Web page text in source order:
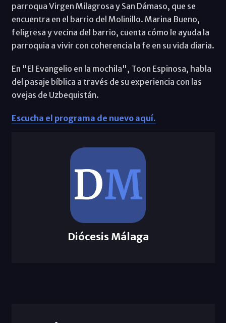
parroqua Virgen Milagrosa y San Dámaso, que se
encuentra en el barrio del Molinillo. Marina Bueno,
feligresa y vecina del barrio, cuenta cómo le ayuda la
parroquia a vivir con coherencia la fe en su vida diaria.
En "El Evangelio en la mochila", Toon Espinosa, habla
del pasaje bíblica a través de su experiencia con las
ovejas de Uzbequistán.
Escucha el programa de nuevo aquí.
Diócesis Málaga